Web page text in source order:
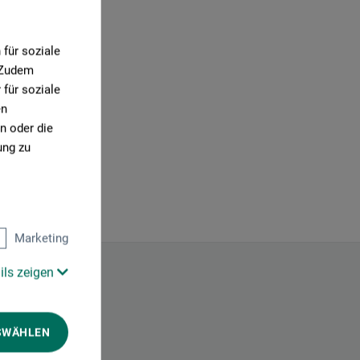
für soziale
für soziale
oder die
zu
Marketing
zeigen